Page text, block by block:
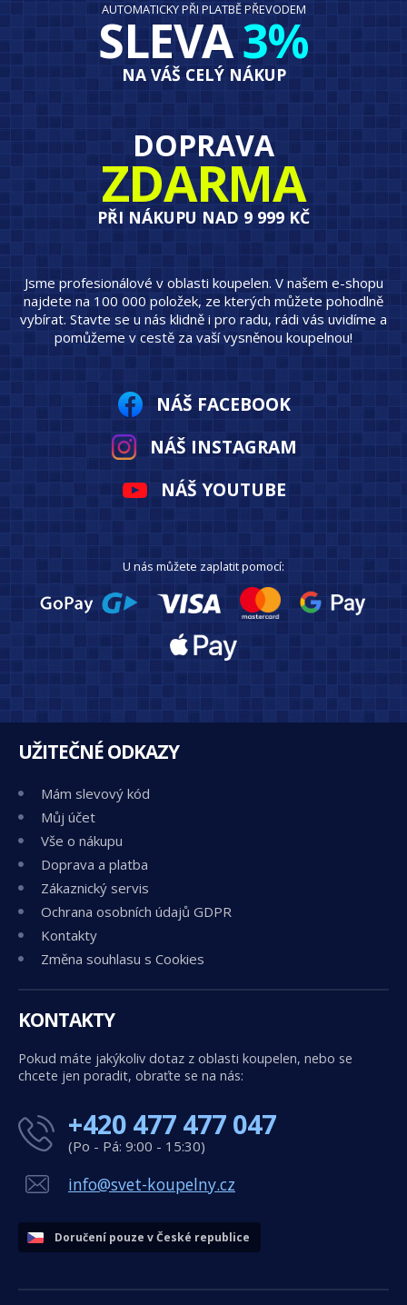
AUTOMATICKY PŘI PLATBĚ PŘEVODEM
SLEVA3%
NA VÁŠ CELÝ NÁKUP
DOPRAVA
ZDARMA
PŘI NÁKUPU NAD 9 999 KČ
Jsme profesionálové v oblasti koupelen. V našem e-shopu
najdete na 100 000 položek, ze kterých můžete pohodlně
vybírat. Stavte se u nás klidně i pro radu, rádi vás uvidíme a
pomůžeme v cestě za vaší vysněnou koupelnou!
NÁŠ FACEBOOK
NÁŠ INSTAGRAM
NÁŠ YOUTUBE
U nás můžete zaplatit pomocí:
UŽITEČNÉ ODKAZY
Mám slevový kód
Můj účet
Vše o nákupu
Doprava a platba
Zákaznický servis
Ochrana osobních údajů GDPR
Kontakty
Změna souhlasu s Cookies
KONTAKTY
Pokud máte jakýkoliv dotaz z oblasti koupelen, nebo se
chcete jen poradit, obraťte se na nás:
+420 477 477 047
(Po - Pá: 9:00 - 15:30)
info@svet-koupelny.cz
Doručení pouze v České republice